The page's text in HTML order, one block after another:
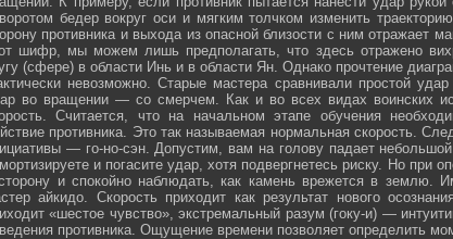
бедер вокруг оси и мягким толчком изменить
противника и выхода из опасной близости с ним отражает
шифр, мы можем лишь предполагать, что здесь отражено
(сфере) в области Инь и в области Ян. Однако прочтение
невозможно. Старые мастера сравнивали простой
во вращении — со смерчем. Как и во всех видах воинских
Считается, что на начальном этапе обучения
противника. Это так называемая нормальная скорость.
— го-но-сэн. Допустим, вам на голову падает
и погасите удар, хотя подвергнетесь риску. Но при
и спокойно наблюдать, как камень врежется в землю.
айкидо. Скорость приходит как результат нового
«шестое чувство», экстремальный разум (гоку-и) —
противника. Ощущение времени позволяет определить